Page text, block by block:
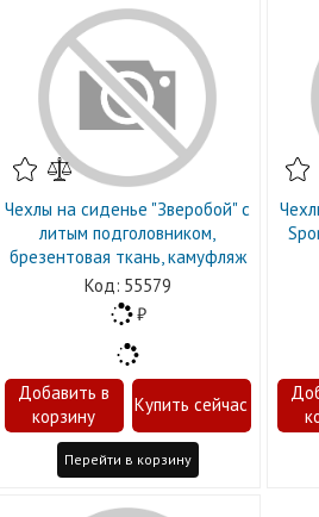
Чехлы на сиденье "Зверобой" с
литым подголовником,
брезентовая ткань, камуфляж
55579
Перейти в корзину